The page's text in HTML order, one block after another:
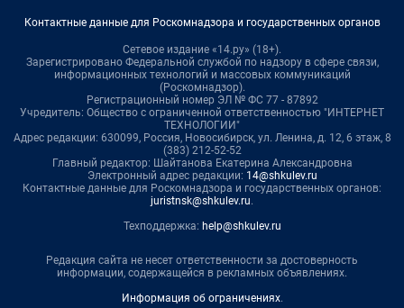
Контактные данные для Роскомнадзора и государственных органов
Сетевое издание «14.ру» (18+).
Зарегистрировано Федеральной службой по надзору в сфере связи,
информационных технологий и массовых коммуникаций
(Роскомнадзор).
Регистрационный номер ЭЛ № ФС 77 - 87892
Учредитель: Общество с ограниченной ответственностью "ИНТЕРНЕТ
ТЕХНОЛОГИИ"
Адрес редакции: 630099, Россия, Новосибирск, ул. Ленина, д. 12, 6 этаж, 8
(383) 212-52-52
Главный редактор: Шайтанова Екатерина Александровна
Электронный адрес редакции: 14@shkulev.ru
Контактные данные для Роскомнадзора и государственных органов:
juristnsk@shkulev.ru.
Техподдержка: help@shkulev.ru
Редакция сайта не несет ответственности за достоверность
информации, содержащейся в рекламных объявлениях.
Информация об ограничениях.